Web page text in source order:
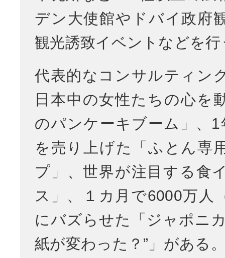
デン大使館やドバイ政府
観光誘致イベントなどを行
代表的なコンサルティン
日本中の女性たちの心を
のパンケーキブーム」、
を売り上げた「ふとん専
プ」、世界が注目する食
ス」、１カ月で6000万人
にバズらせた「ジャポニ
紙が変わった？”」がある